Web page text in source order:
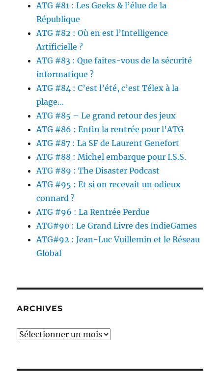
ATG #81 : Les Geeks & l’élue de la
République
ATG #82 : Où en est l’Intelligence
Artificielle ?
ATG #83 : Que faites-vous de la sécurité
informatique ?
ATG #84 : C’est l’été, c’est Télex à la
plage…
ATG #85 – Le grand retour des jeux
ATG #86 : Enfin la rentrée pour l’ATG
ATG #87 : La SF de Laurent Genefort
ATG #88 : Michel embarque pour I.S.S.
ATG #89 : The Disaster Podcast
ATG #95 : Et si on recevait un odieux
connard ?
ATG #96 : La Rentrée Perdue
ATG#90 : Le Grand Livre des IndieGames
ATG#92 : Jean-Luc Vuillemin et le Réseau
Global
ARCHIVES
Archives